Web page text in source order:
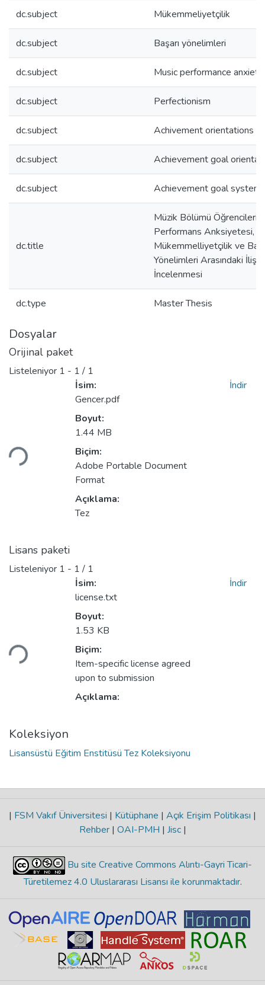
dc.subject Mükemmeliyetçilik
dc.subject Başarı yönelimleri
dc.subject Music performance anxiety
dc.subject Perfectionism
dc.subject Achivement orientations
dc.subject Achievement goal
dc.subject Achievement goal
dc.title
Müzik Bölümü
Performans Anksiyetesi,
Mükemmelliyetçilik ve
Yönelimleri Arasındaki
İncelenmesi
dc.type Master Thesis
Dosyalar
Orijinal paket
Listeleniyor 1 - 1 / 1
Yükleniyor...
İsim:
Gencer.pdf
Boyut:
1.44 MB
Biçim:
Adobe Portable Document
Format
Açıklama:
Tez
İndir
Lisans paketi
Listeleniyor 1 - 1 / 1
Yükleniyor...
İsim:
license.txt
Boyut:
1.53 KB
Biçim:
Item-specific license agreed
upon to submission
Açıklama:
İndir
Koleksiyon
Lisansüstü Eğitim Enstitüsü Tez Koleksiyonu
| FSM Vakıf Üniversitesi | Kütüphane | Açık Erişim Politikası |
Rehber | OAI-PMH | Jisc |
Bu site Creative Commons Alıntı-Gayri Ticari-
Türetilemez 4.0 Uluslararası Lisansı ile korunmaktadır.